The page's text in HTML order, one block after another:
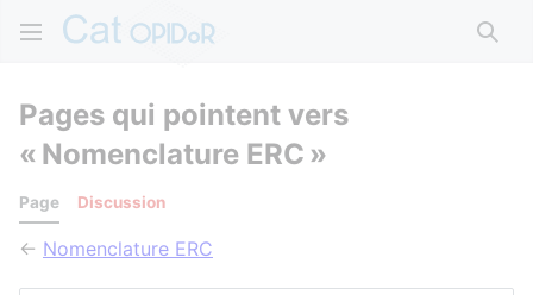
Pages qui pointent vers
« Nomenclature ERC »
Page Discussion
← Nomenclature ERC